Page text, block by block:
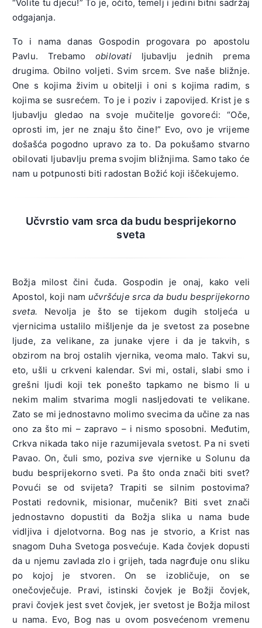
“Volite tu djecu!” To je, očito, temelj i jedini bitni sadržaj
odgajanja.
To i nama danas Gospodin progovara po apostolu
Pavlu. Trebamo obilovatiljubavlju jednih prema
drugima. Obilno voljeti. Svim srcem. Sve naše bližnje.
One s kojima živim u obitelji i oni s kojima radim, s
kojima se susrećem. To je i poziv i zapovijed. Krist je s
ljubavlju gledao na svoje mučitelje govoreći: “Oče,
oprosti im, jer ne znaju što čine!” Evo, ovo je vrijeme
došašća pogodno upravo za to. Da pokušamo stvarno
obilovati ljubavlju prema svojim bližnjima. Samo tako će
nam u potpunosti biti radostan Božić koji iščekujemo.
Učvrstio vam srca da budu besprijekorno
sveta
Božja milost čini čuda. Gospodin je onaj, kako veli
Apostol, koji nam učvršćuje srca da budu besprijekorno
sveta. Nevolja je što se tijekom dugih stoljeća u
vjernicima ustalilo mišljenje da je svetost za posebne
ljude, za velikane, za junake vjere i da je takvih, s
obzirom na broj ostalih vjernika, veoma malo. Takvi su,
eto, ušli u crkveni kalendar. Svi mi, ostali, slabi smo i
grešni ljudi koji tek ponešto tapkamo ne bismo li u
nekim malim stvarima mogli nasljedovati te velikane.
Zato se mi jednostavno molimo svecima da učine za nas
ono za što mi – zapravo – i nismo sposobni. Međutim,
Crkva nikada tako nije razumijevala svetost. Pa ni sveti
Pavao. On, čuli smo, poziva sve vjernike u Solunu da
budu besprijekorno sveti. Pa što onda znači biti svet?
Povući se od svijeta? Trapiti se silnim postovima?
Postati redovnik, misionar, mučenik? Biti svet znači
jednostavno dopustiti da Božja slika u nama bude
vidljiva i djelotvorna. Bog nas je stvorio, a Krist nas
snagom Duha Svetoga posvećuje. Kada čovjek dopusti
da u njemu zavlada zlo i grijeh, tada nagrđuje onu sliku
po kojoj je stvoren. On se izobličuje, on se
onečovječuje. Pravi, istinski čovjek je Božji čovjek,
pravi čovjek jest svet čovjek, jer svetost je Božja milost
u nama. Evo, Bog nas u ovom posvećenom vremenu